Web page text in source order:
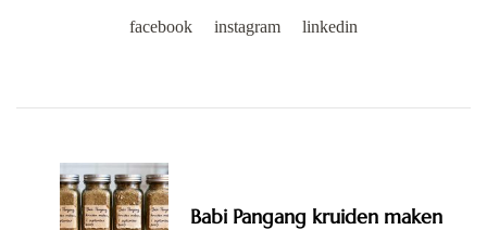
facebook instagram linkedin
Navigation
Babi Pangang kruiden maken